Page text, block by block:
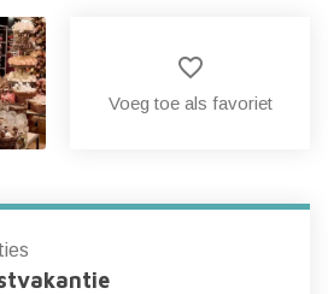
favorite_border
Voeg toe als favoriet